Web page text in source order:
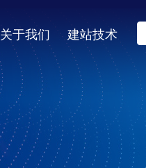
关于我们 建站技术